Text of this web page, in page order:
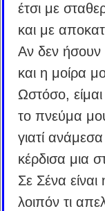
έτσι με
και με
Αν δεν ήσουν
και η μοίρα
Ωστόσο,
το πνεύμα
γιατί
κέρδισα μια
Σε Σένα
λοιπόν τι